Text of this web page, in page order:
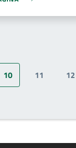
Pagina attuale
10
Pagina
11 12